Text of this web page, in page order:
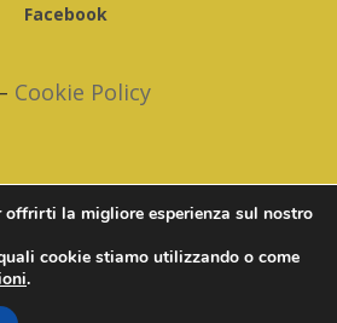
Facebook
Cookie Policy
Circolo La Fenarina /
- partita iva:
la migliore esperienza sul nostro
cookie stiamo utilizzando o come
.